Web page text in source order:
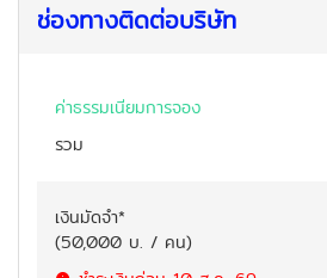
ช่องทางติดต่อบริษัท
ค่าธรรมเนียมการจอง
รวม
เงินมัดจำ*
(50,000 บ. / คน)